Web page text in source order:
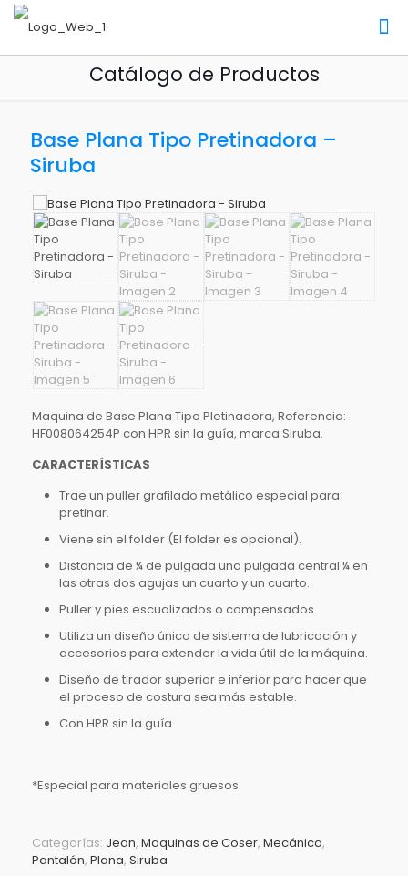
Catálogo de Productos
Base Plana Tipo Pretinadora –
Siruba
Maquina de Base Plana Tipo Pletinadora, Referencia:
HF008064254P con HPR sin la guía, marca Siruba.
CARACTERÍSTICAS
Trae un puller grafilado metálico especial para
pretinar.
Viene sin el folder (El folder es opcional).
Distancia de ¼ de pulgada una pulgada central ¼ en
las otras dos agujas un cuarto y un cuarto.
Puller y pies escualizados o compensados.
Utiliza un diseño único de sistema de lubricación y
accesorios para extender la vida útil de la máquina.
Diseño de tirador superior e inferior para hacer que
el proceso de costura sea más estable.
Con HPR sin la guía.
*Especial para materiales gruesos.
Categorías: Jean, Maquinas de Coser, Mecánica,
Pantalón, Plana, Siruba